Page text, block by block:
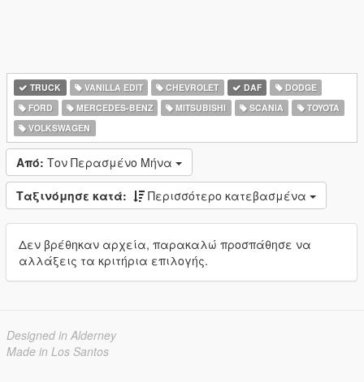
TRUCK VANILLA EDIT CHEVROLET DAF
DODGE
FORD
MERCEDES-BENZ MITSUBISHI SCANIA
TOYOTA
VOLKSWAGEN
Από: Τον Περασμένο Μήνα
Ταξινόμησε κατά: Περισσότερο κατεβασμένα
Δεν βρέθηκαν αρχεία, παρακαλώ προσπάθησε να
αλλάξεις τα κριτήρια επιλογής.
Designed in Alderney
Made in Los Santos